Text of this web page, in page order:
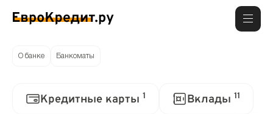
О банке Банкоматы
Кредитные карты 1 Вклады 11